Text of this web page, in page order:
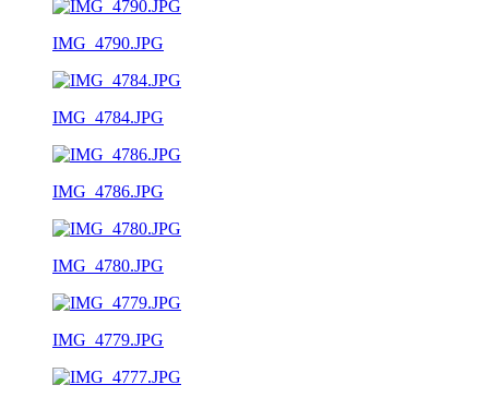
IMG_4790.JPG
IMG_4784.JPG
IMG_4786.JPG
IMG_4780.JPG
IMG_4779.JPG